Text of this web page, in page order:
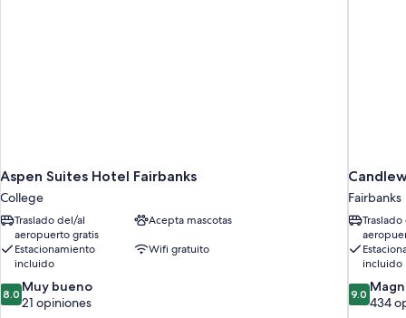
Aspen Suites Hotel Fairbanks
College
Traslado del/al
aeropuerto gratis
Acepta mascotas
Estacionamiento
incluido
Wifi gratuito
8.0
de
8.0 Muy bueno
21 opiniones
Fairbanks
incluido
9.0
de
9.0
434